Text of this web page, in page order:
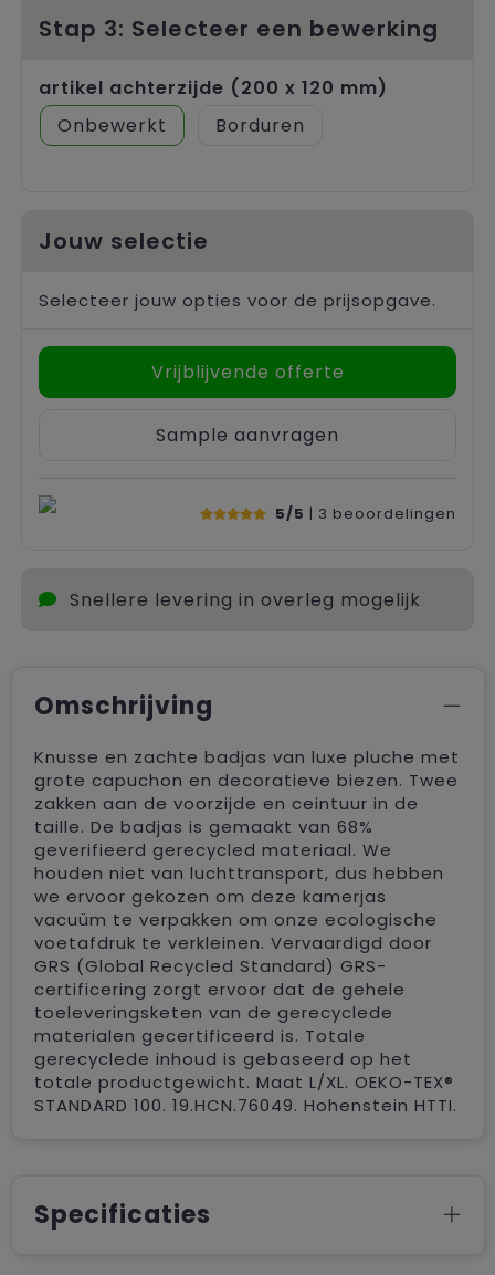
Stap 3: Selecteer een bewerking
artikel achterzijde (200 x 120 mm)
Onbewerkt
Borduren
Jouw selectie
Selecteer jouw opties voor de prijsopgave.
Vrijblijvende offerte
Sample aanvragen
5/5 | 3 beoordelingen
Snellere levering in overleg mogelijk
Omschrijving
Knusse en zachte badjas van luxe pluche met
grote capuchon en decoratieve biezen. Twee
zakken aan de voorzijde en ceintuur in de
taille. De badjas is gemaakt van 68%
geverifieerd gerecycled materiaal. We
houden niet van luchttransport, dus hebben
we ervoor gekozen om deze kamerjas
vacuüm te verpakken om onze ecologische
voetafdruk te verkleinen. Vervaardigd door
GRS (Global Recycled Standard) GRS-
certificering zorgt ervoor dat de gehele
toeleveringsketen van de gerecyclede
materialen gecertificeerd is. Totale
gerecyclede inhoud is gebaseerd op het
totale productgewicht. Maat L/XL. OEKO-TEX®
STANDARD 100. 19.HCN.76049. Hohenstein HTTI.
Specificaties